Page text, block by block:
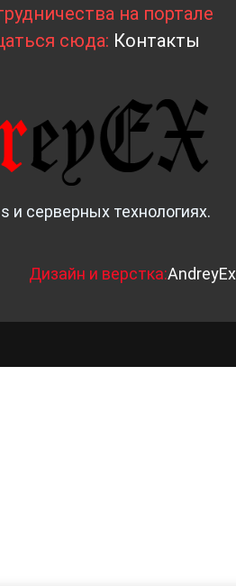
на портале
сюда: Контакты
и серверных технологиях.
Дизайн и верстка:AndreyEx